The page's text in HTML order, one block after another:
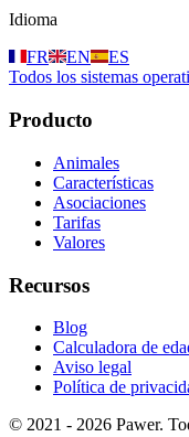
Idioma
FR
EN
ES
Todos los sistemas
Producto
Animales
Características
Asociaciones
Tarifas
Valores
Recursos
Blog
Calculadora de
Aviso legal
Política de
© 2021 - 2026 Pawer.